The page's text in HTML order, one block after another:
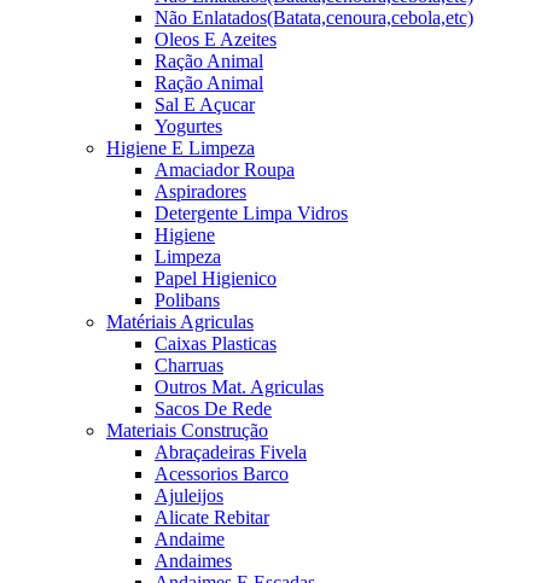
Não Enlatados(Batata,cenoura,cebola,etc)
Oleos E Azeites
Ração Animal
Ração Animal
Sal E Açucar
Yogurtes
Higiene E Limpeza
Amaciador Roupa
Aspiradores
Detergente Limpa Vidros
Higiene
Limpeza
Papel Higienico
Polibans
Matériais Agriculas
Caixas Plasticas
Charruas
Outros Mat. Agriculas
Sacos De Rede
Materiais Construção
Abraçadeiras Fivela
Acessorios Barco
Ajuleijos
Alicate Rebitar
Andaime
Andaimes